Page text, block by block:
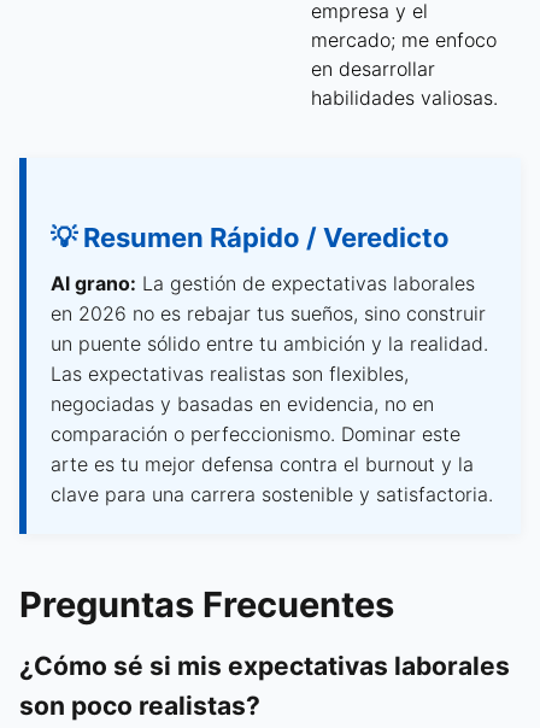
empresa y el
mercado; me enfoco
en desarrollar
habilidades valiosas.
💡 Resumen Rápido / Veredicto
Al grano: La gestión de expectativas laborales
en 2026 no es rebajar tus sueños, sino construir
un puente sólido entre tu ambición y la realidad.
Las expectativas realistas son flexibles,
negociadas y basadas en evidencia, no en
comparación o perfeccionismo. Dominar este
arte es tu mejor defensa contra el burnout y la
clave para una carrera sostenible y satisfactoria.
Preguntas Frecuentes
¿Cómo sé si mis expectativas laborales
son poco realistas?